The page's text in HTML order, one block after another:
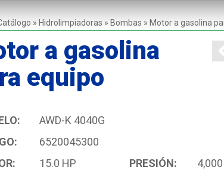
» Hidrolimpiadoras » Bombas » Motor a gasolina
a gasolina
equipo
AWD-K 4040G
6520045300
15.0 HP PRESIÓN: